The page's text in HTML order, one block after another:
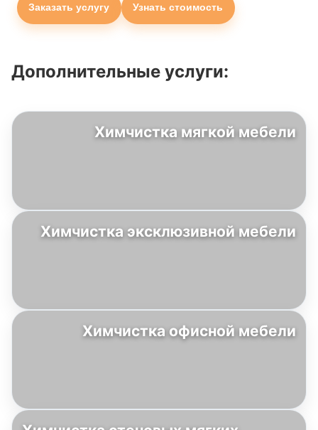
Заказать услугу Узнать стоимость
Дополнительные услуги:
Химчистка мягкой мебели
Химчистка эксклюзивной мебели
Химчистка офисной мебели